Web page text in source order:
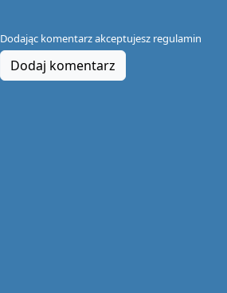
Dodając komentarz akceptujesz regulamin
Dodaj komentarz